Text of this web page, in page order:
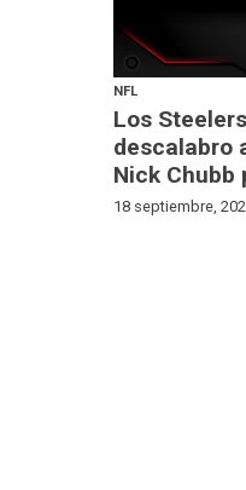
NFL
Los
descalabro
Nick Chubb
18 septiembre,